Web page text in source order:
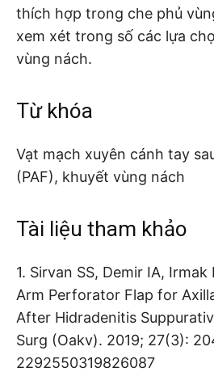
thích hợp trong che phủ
xem xét trong số các lựa
vùng nách.
Từ khóa
Vạt mạch xuyên cánh tay
(PAF), khuyết vùng nách
Tài liệu tham khảo
1. Sirvan SS, Demir IA,
Arm Perforator Flap for
After Hidradenitis
Surg (Oakv). 2019; 27(3):
2292550319826087